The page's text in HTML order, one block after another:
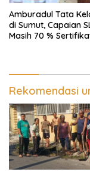
Amburadul Tata
di Sumut, Capaian
Masih 70 %
Pemantau dan
MBG
Rekomendasi